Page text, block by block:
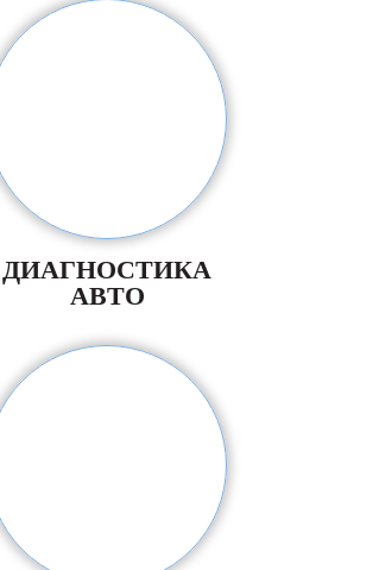
ДИАГНОСТИКА
АВТО